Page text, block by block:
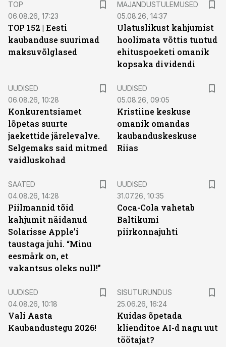
TOP
06.08.26, 17:23
TOP 152 | Eesti
kaubanduse suurimad
maksuvõlglased
MAJANDUSTULEMUSED
05.08.26, 14:37
Ulatuslikust kahjumist
hoolimata võttis tuntud
ehituspoeketi omanik
kopsaka dividendi
UUDISED
06.08.26, 10:28
Konkurentsiamet
lõpetas suurte
jaekettide järelevalve.
Selgemaks said mitmed
vaidluskohad
UUDISED
05.08.26, 09:05
Kristiine keskuse
omanik omandas
kaubanduskeskuse
Riias
SAATED
04.08.26, 14:28
Piilmannid tõid
kahjumit näidanud
Solarisse Apple’i
taustaga juhi. “Minu
eesmärk on, et
vakantsus oleks null!”
UUDISED
31.07.26, 10:35
Coca-Cola vahetab
Baltikumi
piirkonnajuhti
UUDISED
04.08.26, 10:18
Vali Aasta
Kaubandustegu 2026!
SISUTURUNDUS
25.06.26, 16:24
Kuidas õpetada
klienditoe AI-d nagu uut
töötajat?